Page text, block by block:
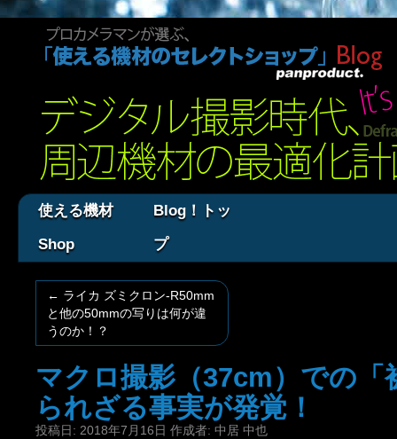
使える機材
Shop
Blog！トッ
プ
← ライカ ズミクロン-R50mm
と他の50mmの写りは何が違
うのか！？
マクロ撮影（37cm）での「
られざる事実が発覚！
投稿日: 2018年7月16日 作成者: 中居 中也